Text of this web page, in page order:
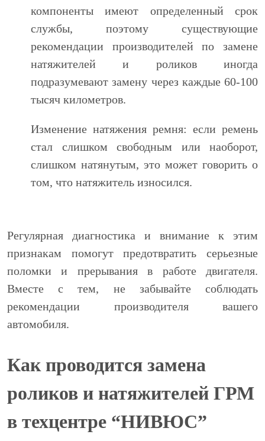
компоненты имеют определенный срок
службы, поэтому существующие
рекомендации производителей по замене
натяжителей и роликов иногда
подразумевают замену через каждые 60-100
тысяч километров.
Изменение натяжения ремня: если ремень
стал слишком свободным или наоборот,
слишком натянутым, это может говорить о
том, что натяжитель износился.
Регулярная диагностика и внимание к этим
признакам помогут предотвратить серьезные
поломки и прерывания в работе двигателя.
Вместе с тем, не забывайте соблюдать
рекомендации производителя вашего
автомобиля.
Как проводится замена
роликов и натяжителей ГРМ
в техцентре “НИВЮС”